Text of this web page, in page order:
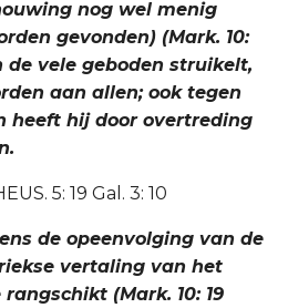
nog wel menig
gevonden) (Mark. 10:
de vele geboden struikelt,
aan allen; ook tegen
heeft hij door overtreding
5: 19 Gal. 3: 10
de opeenvolging van de
vertaling van het
(Mark. 10: 19